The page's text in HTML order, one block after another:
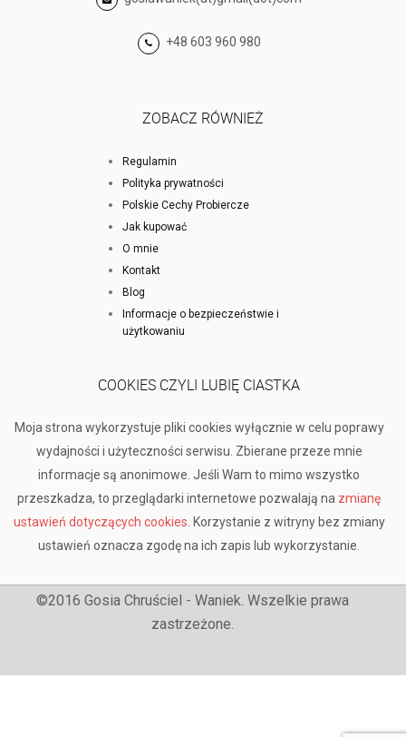
+48 603 960 980
ZOBACZ RÓWNIEŻ
Regulamin
Polityka prywatności
Polskie Cechy Probiercze
Jak kupować
O mnie
Kontakt
Blog
Informacje o bezpieczeństwie i
użytkowaniu
COOKIES CZYLI LUBIĘ CIASTKA
Moja strona wykorzystuje pliki cookies wyłącznie w celu poprawy
wydajności i użyteczności serwisu. Zbierane przeze mnie
informacje są anonimowe. Jeśli Wam to mimo wszystko
przeszkadza, to przeglądarki internetowe pozwalają na zmianę
ustawień dotyczących cookies . Korzystanie z witryny bez zmiany
ustawień oznacza zgodę na ich zapis lub wykorzystanie.
©2016 Gosia Chruściel - Waniek. Wszelkie prawa
zastrzeżone.